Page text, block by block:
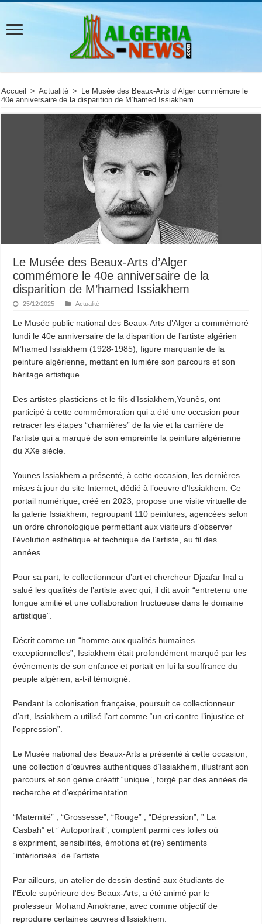
Accueil > Actualité >
Le Musée des Beaux-Arts d’Alger commémore le
40e anniversaire de la disparition de M’hamed Issiakhem
Le Musée des Beaux-Arts d’Alger
commémore le 40e anniversaire de la
disparition de M’hamed Issiakhem
25/12/2025 Actualité
Le Musée public national des Beaux-Arts d’Alger a commémoré
lundi le 40e anniversaire de la disparition de l’artiste algérien
M’hamed Issiakhem (1928-1985), figure marquante de la
peinture algérienne, mettant en lumière son parcours et son
héritage artistique.
Des artistes plasticiens et le fils d’Issiakhem,Younès, ont
participé à cette commémoration qui a été une occasion pour
retracer les étapes “charnières” de la vie et la carrière de
l’artiste qui a marqué de son empreinte la peinture algérienne
du XXe siècle.
Younes Issiakhem a présenté, à cette occasion, les dernières
mises à jour du site Internet, dédié à l’oeuvre d’Issiakhem. Ce
portail numérique, créé en 2023, propose une visite virtuelle de
la galerie Issiakhem, regroupant 110 peintures, agencées selon
un ordre chronologique permettant aux visiteurs d’observer
l’évolution esthétique et technique de l’artiste, au fil des
années.
Pour sa part, le collectionneur d’art et chercheur Djaafar Inal a
salué les qualités de l’artiste avec qui, il dit avoir “entretenu une
longue amitié et une collaboration fructueuse dans le domaine
artistique”.
Décrit comme un “homme aux qualités humaines
exceptionnelles”, Issiakhem était profondément marqué par les
événements de son enfance et portait en lui la souffrance du
peuple algérien, a-t-il témoigné.
Pendant la colonisation française, poursuit ce collectionneur
d’art, Issiakhem a utilisé l’art comme “un cri contre l’injustice et
l’oppression”.
Le Musée national des Beaux-Arts a présenté à cette occasion,
une collection d’œuvres authentiques d’Issiakhem, illustrant son
parcours et son génie créatif “unique”, forgé par des années de
recherche et d’expérimentation.
“Maternité” , “Grossesse”, “Rouge” , “Dépression”, ” La
Casbah” et ” Autoportrait”, comptent parmi ces toiles où
s’expriment, sensibilités, émotions et (re) sentiments
“intériorisés” de l’artiste.
Par ailleurs, un atelier de dessin destiné aux étudiants de
l’Ecole supérieure des Beaux-Arts, a été animé par le
professeur Mohand Amokrane, avec comme objectif de
reproduire certaines œuvres d’Issiakhem.